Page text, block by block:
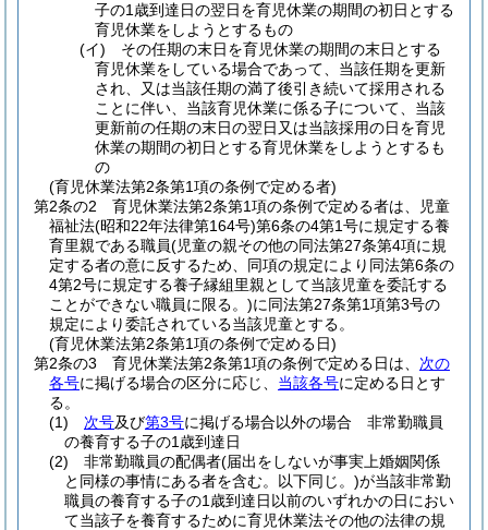
子の1歳到達日の翌日を育児休業の期間の初日とする
育児休業をしようとするもの
(イ)
その任期の末日を育児休業の期間の末日とする
育児休業をしている場合であって、当該任期を更新
され、又は当該任期の満了後引き続いて採用される
ことに伴い、当該育児休業に係る子について、当該
更新前の任期の末日の翌日又は当該採用の日を育児
休業の期間の初日とする育児休業をしようとするも
の
(育児休業法第2条第1項の条例で定める者)
第2条の2
育児休業法第2条第1項の条例で定める者は、児童
福祉法(昭和22年法律第164号)第6条の4第1号に規定する養
育里親である職員(児童の親その他の同法第27条第4項に規
定する者の意に反するため、同項の規定により同法第6条の
4第2号に規定する養子縁組里親として当該児童を委託する
ことができない職員に限る。)に同法第27条第1項第3号の
規定により委託されている当該児童とする。
(育児休業法第2条第1項の条例で定める日)
第2条の3
育児休業法第2条第1項の条例で定める日は、 次の
各号に掲げる場合の区分に応じ、 当該各号に定める日とす
る。
(1)
次号及び第3号に掲げる場合以外の場合 非常勤職員
の養育する子の1歳到達日
(2)
非常勤職員の配偶者(届出をしないが事実上婚姻関係
と同様の事情にある者を含む。以下同じ。)が当該非常勤
職員の養育する子の1歳到達日以前のいずれかの日におい
て当該子を養育するために育児休業法その他の法律の規